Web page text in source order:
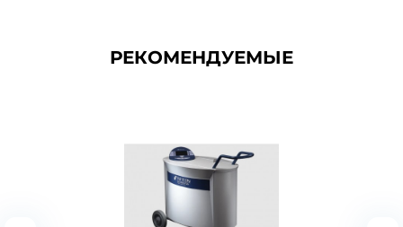
РЕКОМЕНДУЕМЫЕ
ГЕЛІЄВИЙ ТЕЧЕШУКАЧ UL1000 FabСенсорна технологія ULTRATEST™"Сухий"
стандарт для вакуумних випробуван..